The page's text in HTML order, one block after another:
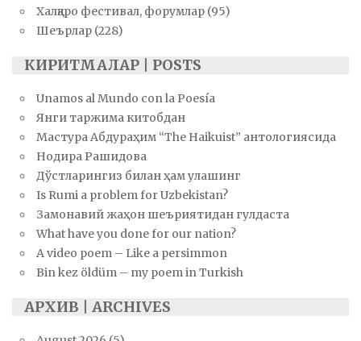
Халқаро фестивал, форумлар (95)
Шеърлар (228)
КИРИТМАЛАР | POSTS
Unamos al Mundo con la Poesía
Янги таржима китобдан
Мастура Абдураҳим “The Haikuist” антологиясида
Нодира Рашидова
Дўстларингиз билан ҳам улашинг
Is Rumi a problem for Uzbekistan?
Замонавий жаҳон шеъриятидан гулдаста
What have you done for our nation?
A video poem – Like a persimmon
Bin kez öldüm – my poem in Turkish
АРХИВ | ARCHIVES